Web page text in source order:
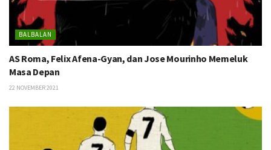
BALBALAN
AS Roma, Felix Afena-Gyan, dan Jose Mourinho Memeluk
Masa Depan
22 NOVEMBER 2021